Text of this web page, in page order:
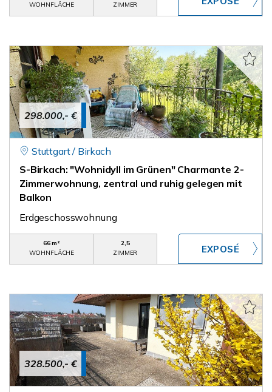
WOHNFLÄCHE
ZIMMER
298.000,- €
Stuttgart / Birkach
S-Birkach: "Wohnidyll im Grünen" Charmante 2-
Zimmerwohnung, zentral und ruhig gelegen mit
Balkon
Erdgeschosswohnung
66 m²
WOHNFLÄCHE
2,5
ZIMMER
328.500,- €